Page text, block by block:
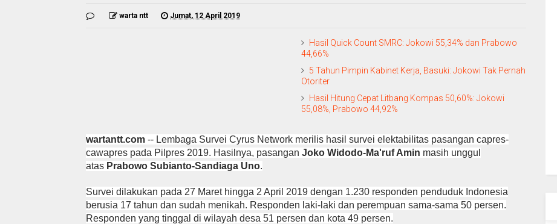
warta ntt Jumat, 12 April 2019
Hasil Quick Count SMRC: Jokowi 55,34% dan Prabowo
44,66%
5 Tahun Pimpin Kabinet Kerja, Basuki: Jokowi Tak Pernah
Otoriter
Hasil Hitung Cepat Litbang Kompas 50,60%: Jokowi
55,08%, Prabowo 44,92%
wartantt.com -- Lembaga Survei Cyrus Network merilis hasil survei elektabilitas pasangan capres-
cawapres pada Pilpres 2019. Hasilnya, pasangan Joko Widodo-Ma'ruf Amin masih unggul
atas Prabowo Subianto-Sandiaga Uno.
Survei dilakukan pada 27 Maret hingga 2 April 2019 dengan 1.230 responden penduduk Indonesia
berusia 17 tahun dan sudah menikah. Responden laki-laki dan perempuan sama-sama 50 persen.
Responden yang tinggal di wilayah desa 51 persen dan kota 49 persen.